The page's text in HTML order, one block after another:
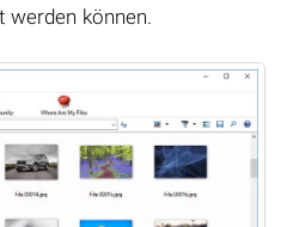
werden können.